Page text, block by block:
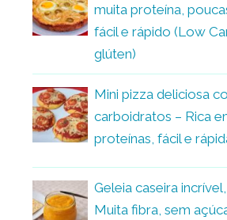
muita proteína,
fácil e rápido (Low
glúten)
Mini pizza deliciosa
carboidratos – Rica
proteínas, fácil e
Geleia caseira
Muita fibra, sem